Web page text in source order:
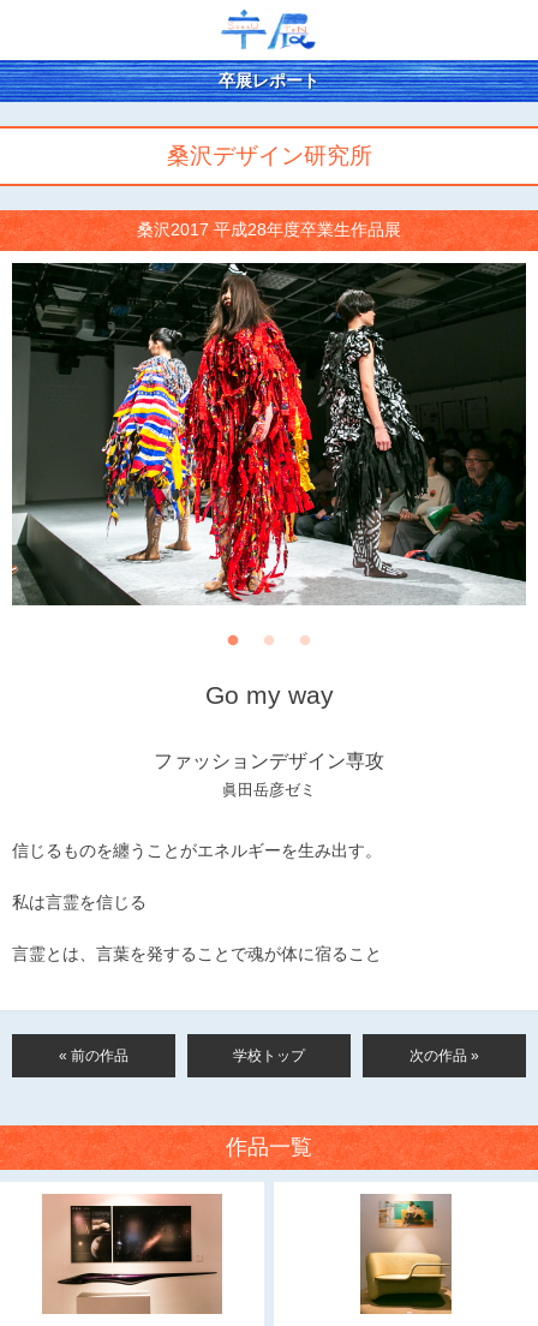
卒展レポート
桑沢デザイン研究所
桑沢2017 平成28年度卒業生作品展
Go my way
ファッションデザイン専攻
眞田岳彦ゼミ
信じるものを纏うことがエネルギーを生み出す。
私は言霊を信じる
言霊とは、言葉を発することで魂が体に宿ること
« 前の作品 学校トップ 次の作品 »
作品一覧